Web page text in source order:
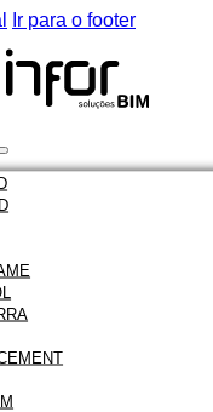
Ir para o footer